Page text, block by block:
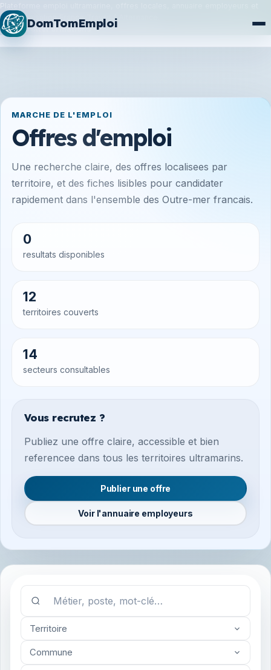
Plateforme emploi ultramarine, offres locales, annuaire employeurs et
synchronisation France Travail / Alternance.
Plan du siteFormations
DomTomEmploi
MARCHE DE L'EMPLOI
Offres d'emploi
Une recherche claire, des offres localisees par
territoire, et des fiches lisibles pour candidater
rapidement dans l'ensemble des Outre-mer francais.
0
resultats disponibles
12
territoires couverts
14
secteurs consultables
Vous recrutez ?
Publiez une offre claire, accessible et bien
referencee dans tous les territoires ultramarins.
Publier une offre
Voir l'annuaire employeurs
Territoire
Commune